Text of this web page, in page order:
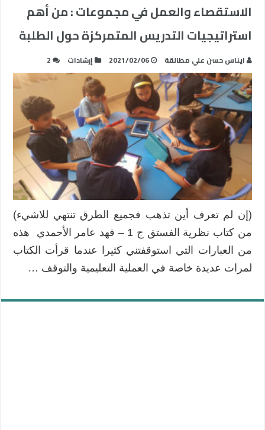
الاستقصاء والعمل في مجموعات : من أهم
استراتيجيات التدريس المتمركزة حول الطلبة
ايناس حسن علي مطالقة 2021/02/06 إرشادات 2
(إن لم تعرف أين تذهب فجميع الطرق تنتهي للاشيء)
من كتاب نظرية الفستق ج 1 – فهد عامر الأحمدي هذه
من العبارات التي استوقفتني كثيرا عندما قرأت الكتاب
لمرات عديدة خاصة في العملية التعليمية والتوقف …